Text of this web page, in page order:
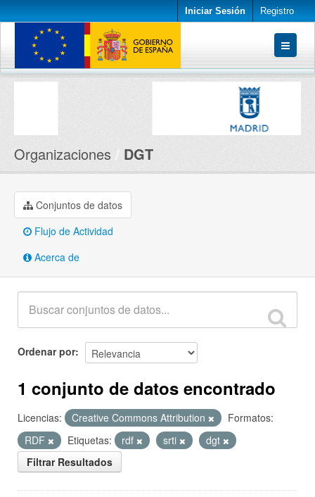
Iniciar Sesión Registro
Conjuntos de datos
Organizaciones DGT
Conjuntos de datos
Flujo de Actividad
Acerca de
Ordenar por
1 conjunto de datos encontrado
Licencias: Creative Commons Attribution
Formatos:
RDF
Etiquetas: rdf srti
dgt
Filtrar Resultados